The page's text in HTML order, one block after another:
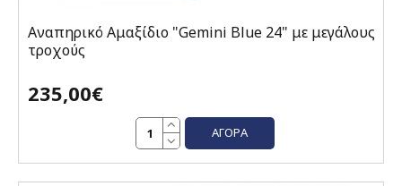
Aναπηρικό Αμαξίδιο "Gemini Blue 24" με μεγάλους
τροχούς
235,00€
ΑΓΟΡΆ